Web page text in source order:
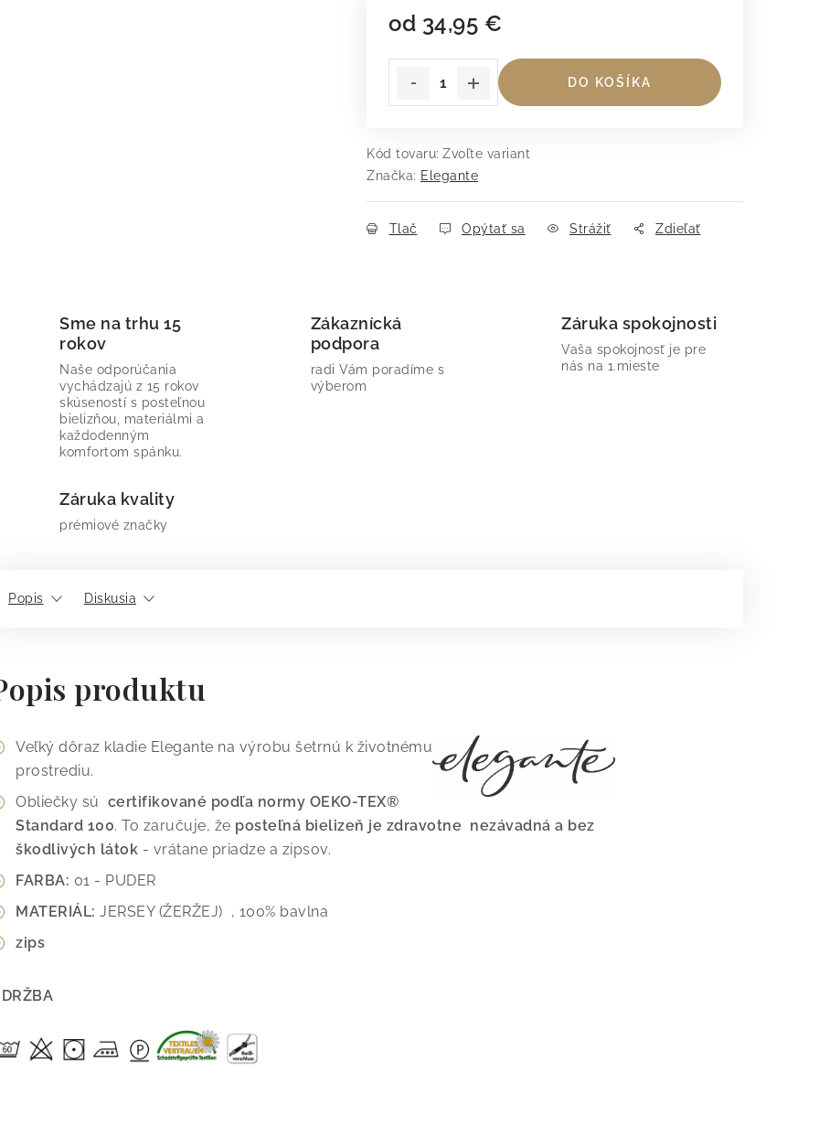
od 34,95 €
DO KOŠÍKA
Kód tovaru: Zvoľte variant
Značka: Elegante
Tlač Opýtať sa Strážiť Zdieľať
Sme na trhu 15
rokov
Naše odporúčania
vychádzajú z 15 rokov
skúseností s posteľnou
bielizňou, materiálmi a
každodenným
komfortom spánku.
Zákaznícká
podpora
radi Vám poradíme s
výberom
Záruka spokojnosti
Vaša spokojnosť je pre
nás na 1.mieste
Záruka kvality
prémiové značky
Popis Diskusia
produktu
Veľký dôraz kladie Elegante na výrobu šetrnú k životnému
prostrediu.
Obliečky sú certifikované podľa normy OEKO-TEX®
Standard 100. To zaručuje, že posteľná bielizeň je zdravotne nezávadná a bez
škodlivých látok - vrátane priadze a zipsov.
FARBA: 01 - PUDER
MATERIÁL: JERSEY (ŽERŽEJ) , 100% bavlna
zips